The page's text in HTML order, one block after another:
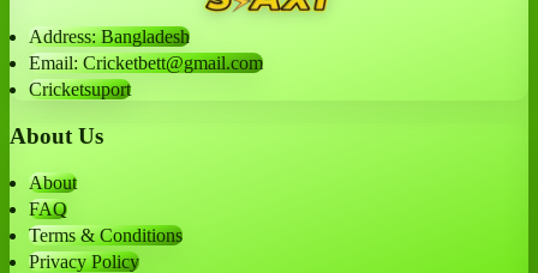
Address: Bangladesh
Email: Cricketbett@gmail.com
Cricketsuport
About Us
About
FAQ
Terms & Conditions
Privacy Policy